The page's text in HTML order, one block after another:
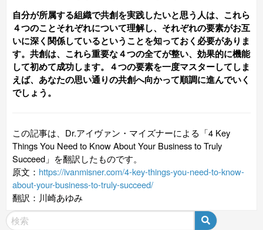
自分が所属する組織で共創を実践したいと思う人は、これら
４つのことそれぞれについて理解し、それぞれの要素がお互
いに深く関係しているということを知っておく必要がありま
す。共創は、これら重要な４つの全てが整い、効果的に機能
して初めて成功します。４つの要素を一度マスターしてしま
えば、あなたの思い通りの共創へ向かって順調に進んでいく
でしょう。
この記事は、Dr.アイヴァン・マイズナーによる「4 Key
Things You Need to Know About Your Business to Truly
Succeed」を翻訳したものです。
原文： https://ivanmisner.com/4-key-things-you-need-to-know-
about-your-business-to-truly-succeed/
翻訳：川崎あゆみ